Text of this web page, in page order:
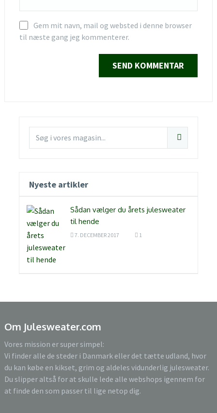
Gem mit navn, mail og websted i denne browser
til næste gang jeg kommenterer.
Nyeste artikler
Sådan vælger du årets julesweater
til hende
7. DECEMBER 2017 1
Om Julesweater.com
Vores mission er super simpel:
Vi finder alle de steder i Danmark eller det tætte udland, hvor
du kan købe en kikset, grim og aldeles vidunderlig julesweater.
Du slipper altså for at skulle lede alle webshops igennem for
at finde den som passer til lige netop dig.